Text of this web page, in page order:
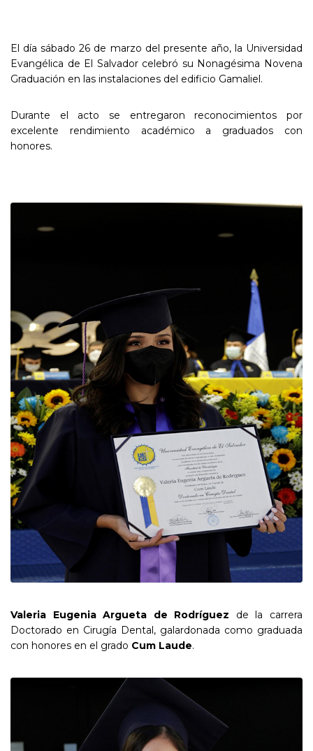
El día sábado 26 de marzo del presente año, la Universidad
Evangélica de El Salvador celebró su Nonagésima Novena
Graduación en las instalaciones del edificio Gamaliel.
Durante el acto se entregaron reconocimientos por
excelente rendimiento académico a graduados con
honores.
Valeria Eugenia Argueta de Rodríguez de la carrera
Doctorado en Cirugía Dental, galardonada como graduada
con honores en el grado Cum Laude.